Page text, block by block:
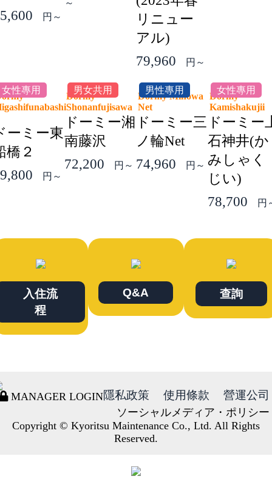
円～
～
リニュー
アル)
79,960
円～
女性專用
ーミー東
橋２
円～
男女共用
Dormy
Shonanfujisawa
ドーミー湘
南藤沢
72,200
円～
男性專用
Dormy Minowa
Net
ドーミー三
ノ輪Net
74,960
円～
女性專用
Dormy
ドーミー
石神井(か
みしゃく
じい)
78,700
円
入住流
程
Q&A 查詢
MANAGER LOGIN隱私政策 使用條款 營運公司
ソーシャルメディア・ポリシー
Copyright © Kyoritsu Maintenance Co., Ltd. All Rights
Reserved.